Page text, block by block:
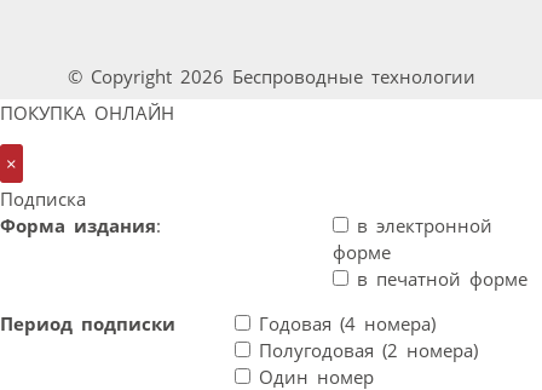
© Copyright 2026 Беспроводные технологии
ПОКУПКА ОНЛАЙН
×
Подписка
Форма издания:
в электронной
форме
в печатной форме
Период подписки
Годовая (4 номера)
Полугодовая (2 номера)
Один номер